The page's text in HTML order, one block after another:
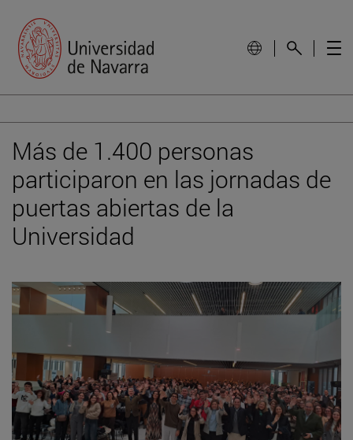
Más de 1.400 personas
participaron en las jornadas de
puertas abiertas de la
Universidad